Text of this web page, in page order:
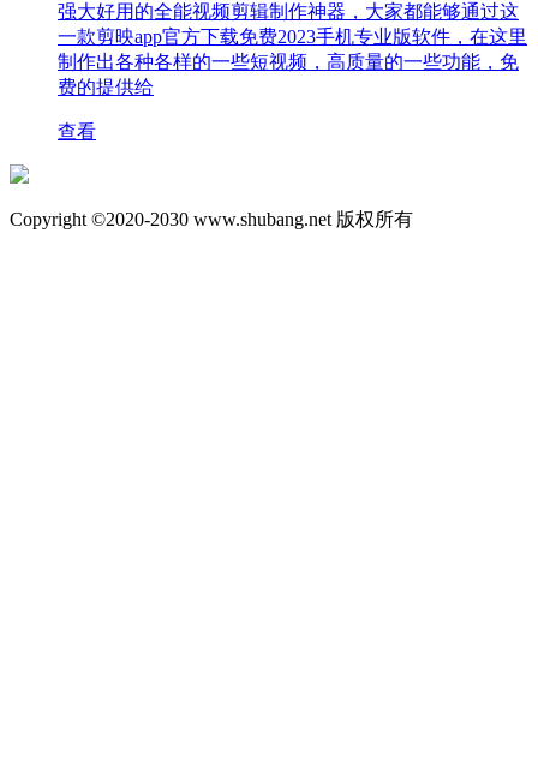
强大好用的全能视频剪辑制作神器，大家都能够通过这
一款剪映app官方下载免费2023手机专业版软件，在这里
制作出各种各样的一些短视频，高质量的一些功能，免
费的提供给
查看
Copyright ©2020-2030 www.shubang.net 版权所有